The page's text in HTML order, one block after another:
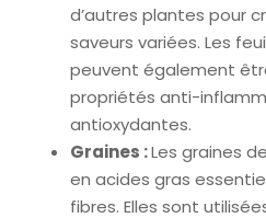
d’autres plantes pour
saveurs variées. Les
peuvent également
propriétés anti-
antioxydantes.
Graines :Les graines
en acides gras
fibres. Elles sont